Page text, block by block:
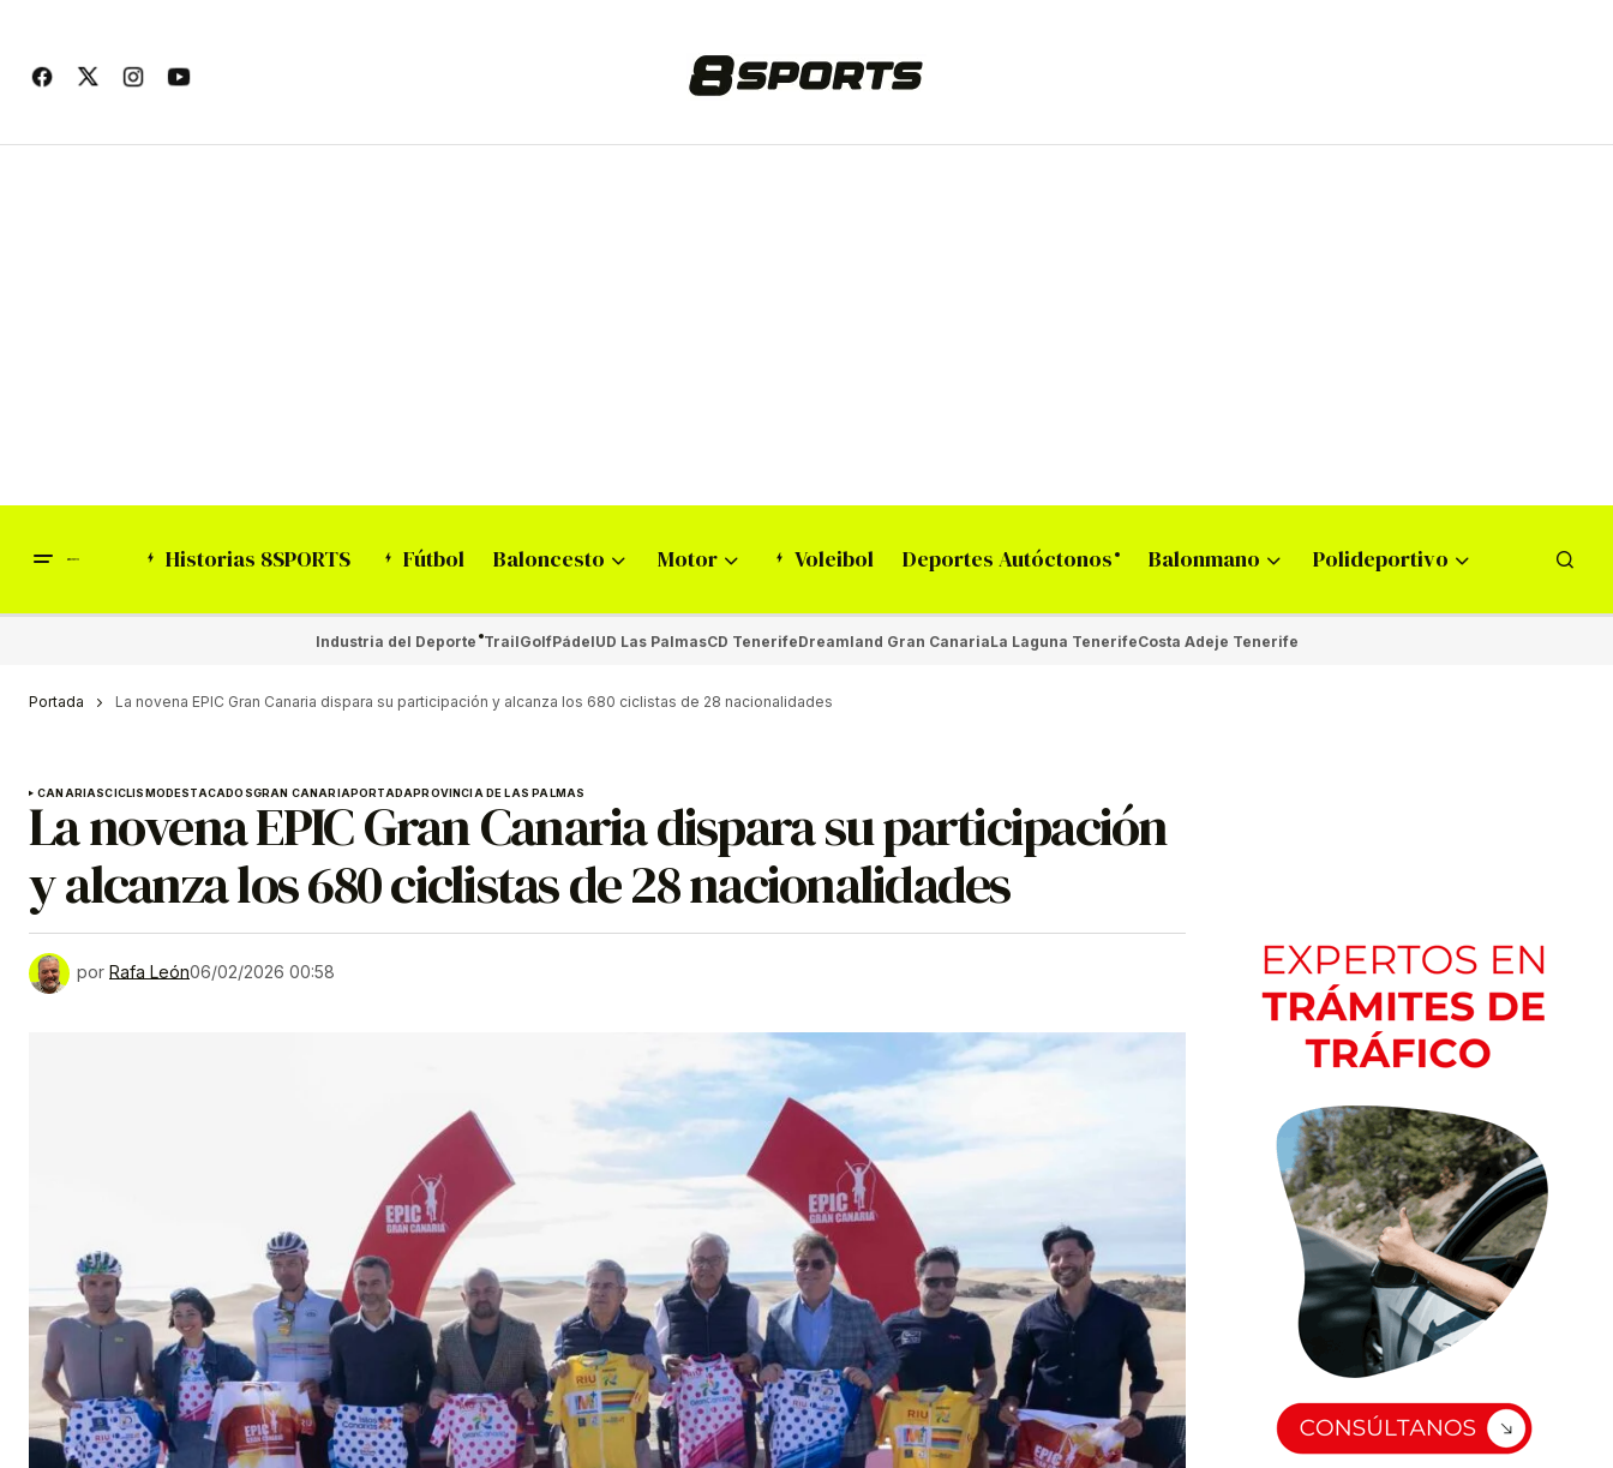
Historias 8SPORTS Fútbol Baloncesto Motor Voleibol Deportes Autóctonos Balonmano Polideportivo
Industria del Deporte TrailGolfPádelUD Las PalmasCD TenerifeDreamland Gran CanariaLa Laguna TenerifeCosta Adeje Tenerife
Portada La novena EPIC Gran Canaria dispara su participación y alcanza los 680 ciclistas de 28 nacionalidades
CANARIASCICLISMODESTACADOSGRAN CANARIAPORTADAPROVINCIA DE LAS PALMAS
La novena EPIC Gran Canaria dispara su participación
y alcanza los 680 ciclistas de 28 nacionalidades
por Rafa León06/02/2026 00:58